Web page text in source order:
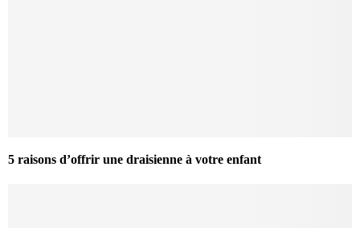
5 raisons d’offrir une draisienne à votre enfant